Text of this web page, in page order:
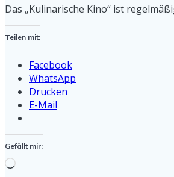
Das „Kulinarische Kino“ ist
Teilen mit:
Facebook
WhatsApp
Drucken
E-Mail
Gefällt mir:
Wird